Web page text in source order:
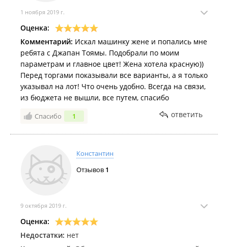
1 ноября 2019 г.
Оценка:
Комментарий: Искал машинку жене и попались мне
ребята с Джапан Тоямы. Подобрали по моим
параметрам и главное цвет! Жена хотела красную))
Перед торгами показывали все варианты, а я только
указывал на лот! Что очень удобно. Всегда на связи,
из бюджета не вышли, все путем, спасибо
Спасибо 1 ответить
Константин
Отзывов 1
9 октября 2019 г.
Оценка:
Недостатки: нет